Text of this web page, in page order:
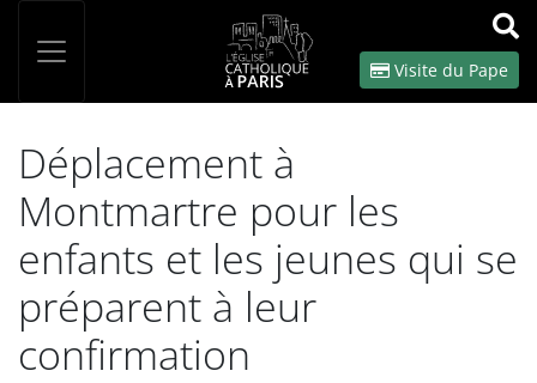
OK
Visite du Pape
Déplacement à
Montmartre pour les
enfants et les jeunes qui se
préparent à leur
confirmation
Panneau de gestion des cookies